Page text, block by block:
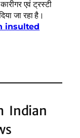
एवं ट्रस्टी
जा रहा है।
insulted
Indian